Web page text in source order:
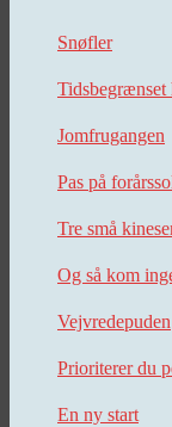
Snøfler
Jomfrugangen
Pas på
Tre små
Og så kom
Vejvredepuden
Prioriterer du
En ny start